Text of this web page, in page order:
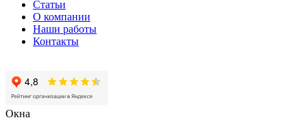
Статьи
О компании
Наши работы
Контакты
Окна